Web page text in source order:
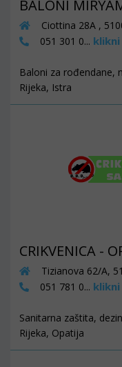
BALONI
Ciottina 28A ,
051 301 0...
Baloni za rođendane,
Rijeka, Istra
CRIKVENICA -
Tizianova 62/A,
051 781 0...
Sanitarna zaštita,
Rijeka, Opatija